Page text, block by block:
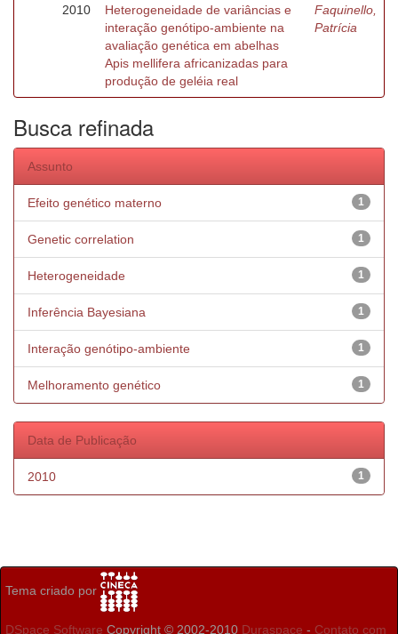
2010
Heterogeneidade de variâncias e
interação genótipo-ambiente na
avaliação genética em abelhas
Apis mellifera africanizadas para
produção de geléia real
Faquinello,
Patrícia
Busca refinada
Assunto
1
Efeito genético materno
1
Genetic correlation
1
Heterogeneidade
1
Inferência Bayesiana
1
Interação genótipo-ambiente
1
Melhoramento genético
Data de Publicação
1
2010
Tema criado por
DSpace Software Copyright © 2002-2010 Duraspace - Contato com